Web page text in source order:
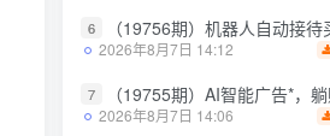
6 （19756期）机器人自动接待买家自动发货，跟着系统学拼
2026年8月7日 14:12
7 （19755期）AI智能广告*，躺赚新模式 设备托管运行
2026年8月7日 14:06
6 （19756期）机器人自动接待买家自动发货，跟着系统学拼
2026年8月7日 14:12
7 （19755期）AI智能广告*，躺赚新模式 设备托管运行
2026年8月7日 14:06